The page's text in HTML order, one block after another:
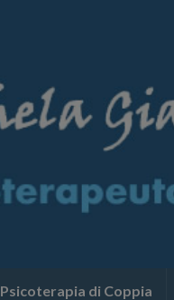
Psicoterapia di Coppia